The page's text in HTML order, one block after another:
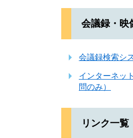
会議録・映
会議録検索シ
インターネッ
問のみ）
リンク一覧